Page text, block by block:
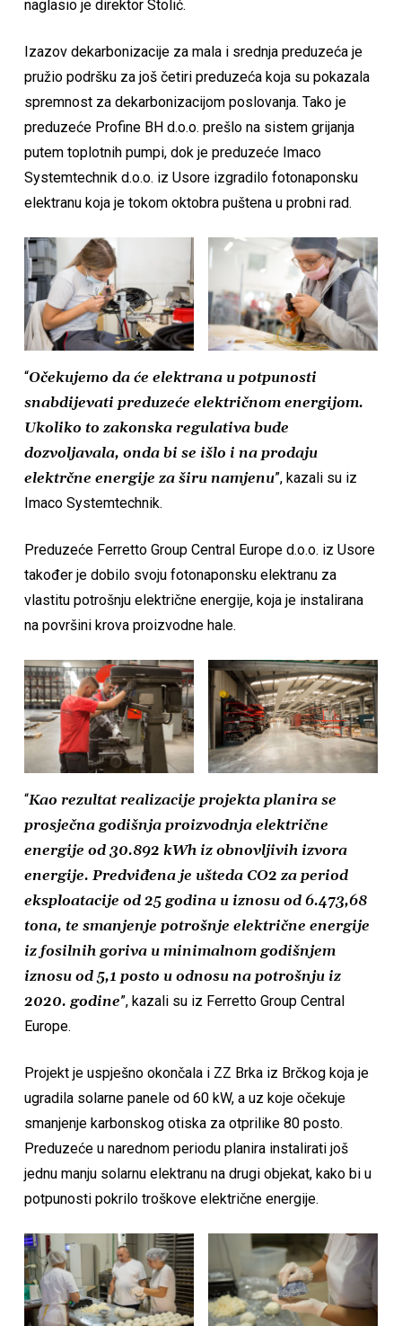
naglasio je direktor Stolić.
Izazov dekarbonizacije za mala i srednja preduzeća je
pružio podršku za još četiri preduzeća koja su pokazala
spremnost za dekarbonizacijom poslovanja. Tako je
preduzeće Profine BH d.o.o. prešlo na sistem grijanja
putem toplotnih pumpi, dok je preduzeće Imaco
Systemtechnik d.o.o. iz Usore izgradilo fotonaponsku
elektranu koja je tokom oktobra puštena u probni rad.
“Očekujemo da će elektrana u potpunosti
snabdijevati preduzeće električnom energijom.
Ukoliko to zakonska regulativa bude
dozvoljavala, onda bi se išlo i na prodaju
elektrčne energije za širu namjenu”, kazali su iz
Imaco Systemtechnik.
Preduzeće Ferretto Group Central Europe d.o.o. iz Usore
također je dobilo svoju fotonaponsku elektranu za
vlastitu potrošnju električne energije, koja je instalirana
na površini krova proizvodne hale.
“Kao rezultat realizacije projekta planira se
prosječna godišnja proizvodnja električne
energije od 30.892 kWh iz obnovljivih izvora
energije. Predviđena je ušteda CO2 za period
eksploatacije od 25 godina u iznosu od 6.473,68
tona, te smanjenje potrošnje električne energije
iz fosilnih goriva u minimalnom godišnjem
iznosu od 5,1 posto u odnosu na potrošnju iz
2020. godine”, kazali su iz Ferretto Group Central
Europe.
Projekt je uspješno okončala i ZZ Brka iz Brčkog koja je
ugradila solarne panele od 60 kW, a uz koje očekuje
smanjenje karbonskog otiska za otprilike 80 posto.
Preduzeće u narednom periodu planira instalirati još
jednu manju solarnu elektranu na drugi objekat, kako bi u
potpunosti pokrilo troškove električne energije.